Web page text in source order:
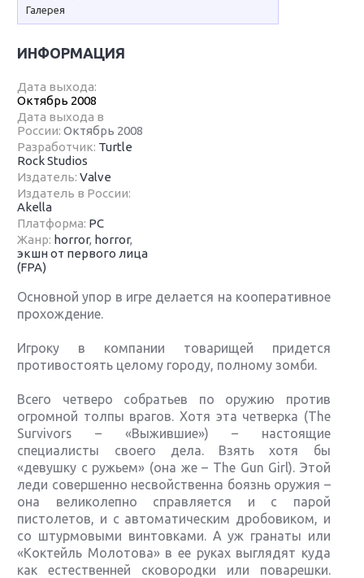
Галерея
ИНФОРМАЦИЯ
Дата выхода:
Октябрь 2008
Дата выхода в
России:Октябрь 2008
Разработчик: Turtle
Rock Studios
Издатель:Valve
Издатель в России:
Akella
Платформа: PC
Жанр: horror, horror,
экшн от первого лица
(FPA)
Основной упор в игре делается на кооперативное
прохождение.
Игроку в компании товарищей придется
противостоять целому городу, полному зомби.
Всего четверо собратьев по оружию против
огромной толпы врагов. Хотя эта четверка (The
Survivors – «Выжившие») – настоящие
специалисты своего дела. Взять хотя бы
«девушку с ружьем» (она же – The Gun Girl). Этой
леди совершенно несвойственна боязнь оружия –
она великолепно справляется и с парой
пистолетов, и с автоматическим дробовиком, и
со штурмовыми винтовками. А уж гранаты или
«Коктейль Молотова» в ее руках выглядят куда
как естественней сковородки или поварешки.